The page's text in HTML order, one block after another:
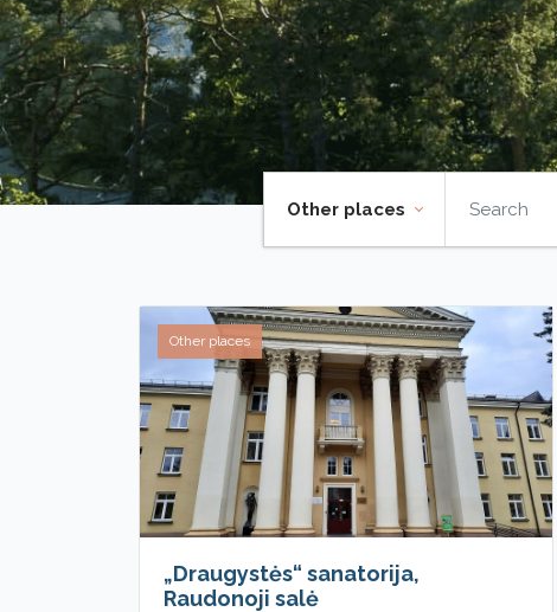
Other places
Other places
„Draugystės“ sanatorija,
Raudonoji salė